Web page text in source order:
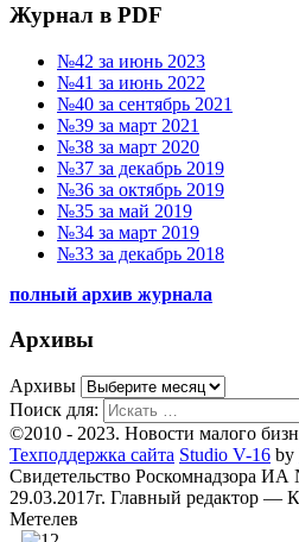
Журнал в PDF
№42 за июнь 2023
№41 за июнь 2022
№40 за сентябрь 2021
№39 за март 2021
№38 за март 2020
№37 за декабрь 2019
№36 за октябрь 2019
№35 за май 2019
№34 за март 2019
№33 за декабрь 2018
полный архив журнала
Архивы
Архивы
Поиск для:
©2010 - 2023. Новости малого
Техподдержка сайта Studio V-16 by
Свидетельство Роскомнадзора
29.03.2017г.